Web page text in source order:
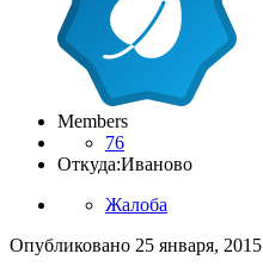
Members
76
Откуда:Иваново
Жалоба
Опубликовано 25 января, 2015